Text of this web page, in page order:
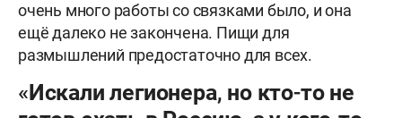
очень много работы со связками было, и она
ещё далеко не закончена. Пищи для
размышлений предостаточно для всех.
«Искали легионера, но кто-то не